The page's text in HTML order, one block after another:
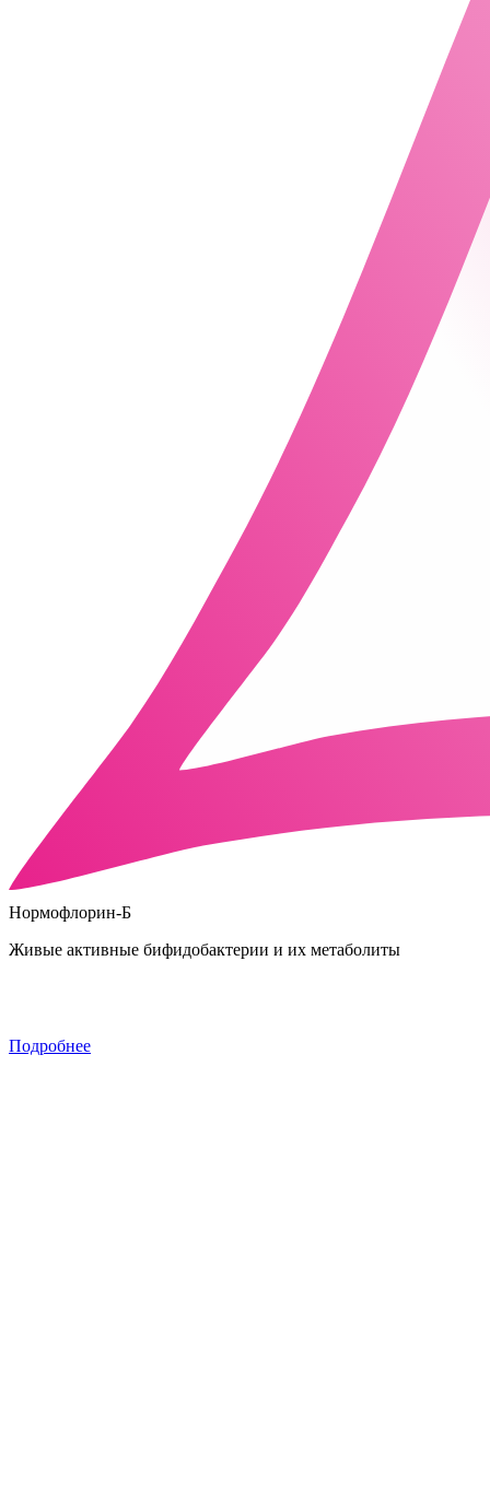
Нормофлорин-Б
Живые активные бифидобактерии и их метаболиты
Подробнее